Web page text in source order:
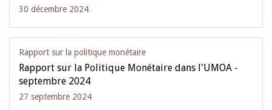
30 décembre 2024
Rapport sur la politique monétaire
Rapport sur la Politique Monétaire dans l'UMOA -
septembre 2024
27 septembre 2024